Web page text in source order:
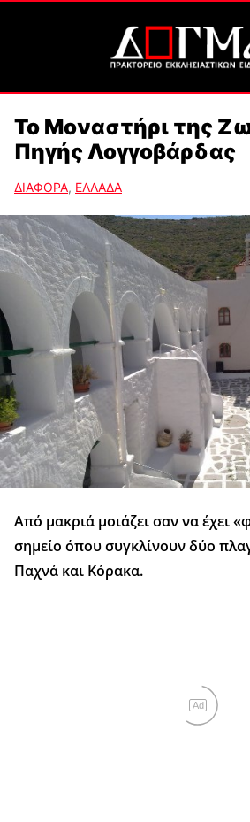
Το Μοναστήρι της
Πηγής Λογγοβάρδας
ΔΙΑΦΟΡΑ, ΕΛΛΑΔΑ
Από μακριά μοιάζει σαν να έχει
σημείο όπου συγκλίνουν δύο
Παχνά και Κόρακα.
Ad